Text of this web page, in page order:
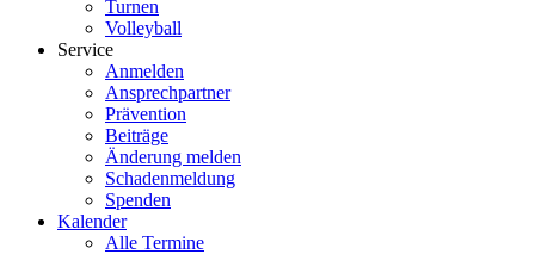
Turnen
Volleyball
Service
Anmelden
Ansprechpartner
Prävention
Beiträge
Änderung melden
Schadenmeldung
Spenden
Kalender
Alle Termine